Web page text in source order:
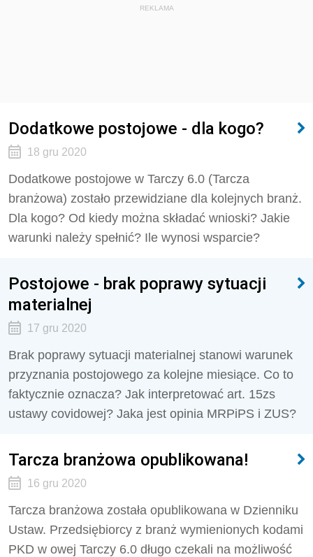
REKLAMA
Dodatkowe postojowe - dla kogo?
18 gru 2020
Dodatkowe postojowe w Tarczy 6.0 (Tarcza
branżowa) zostało przewidziane dla kolejnych branż.
Dla kogo? Od kiedy można składać wnioski? Jakie
warunki należy spełnić? Ile wynosi wsparcie?
Postojowe - brak poprawy sytuacji
materialnej
17 gru 2020
Brak poprawy sytuacji materialnej stanowi warunek
przyznania postojowego za kolejne miesiące. Co to
faktycznie oznacza? Jak interpretować art. 15zs
ustawy covidowej? Jaka jest opinia MRPiPS i ZUS?
Tarcza branżowa opublikowana!
16 gru 2020
Tarcza branżowa została opublikowana w Dzienniku
Ustaw. Przedsiębiorcy z branż wymienionych kodami
PKD w owej Tarczy 6.0 długo czekali na możliwość